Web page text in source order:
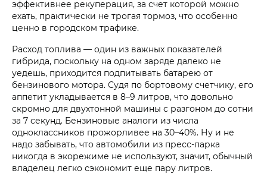
эффективнее рекуперация, за счет которой можно
ехать, практически не трогая тормоз, что особенно
ценно в городском трафике.
Расход топлива — один из важных показателей
гибрида, поскольку на одном заряде далеко не
уедешь, приходится подпитывать батарею от
бензинового мотора. Судя по бортовому счетчику, его
аппетит укладывается в 8–9 литров, что довольно
скромно для двухтонной машины с разгоном до сотни
за 7 секунд. Бензиновые аналоги из числа
одноклассников прожорливее на 30–40%. Ну и не
надо забывать, что автомобили из пресс-парка
никогда в экорежиме не используют, значит, обычный
владелец легко сэкономит еще пару литров.